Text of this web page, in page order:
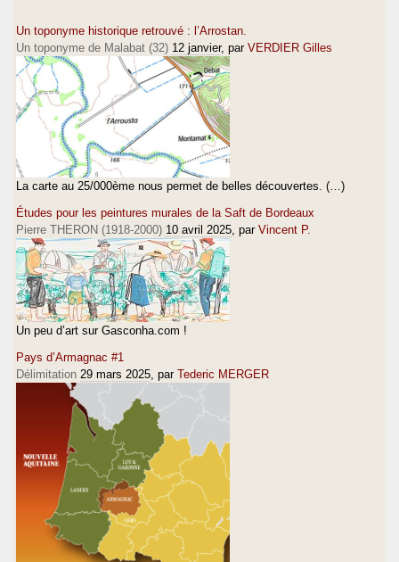
Un toponyme historique retrouvé : l’Arrostan.
Un toponyme de Malabat (32) 12 janvier, par VERDIER Gilles
La carte au 25/000ème nous permet de belles découvertes. (…)
Études pour les peintures murales de la Saft de Bordeaux
Pierre THERON (1918-2000) 10 avril 2025 , par Vincent P.
Un peu d’art sur Gasconha.com !
Pays d’Armagnac #1
Délimitation 29 mars 2025 , par Tederic MERGER